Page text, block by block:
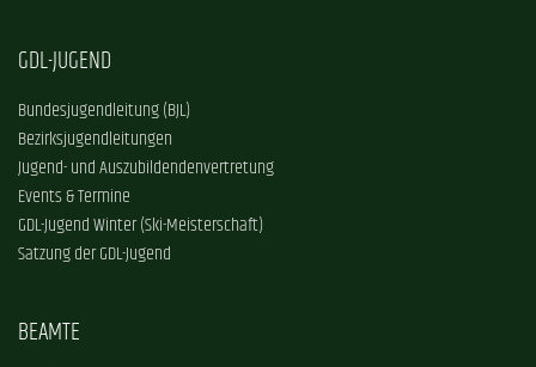
GDL-JUGEND
Bundesjugendleitung (BJL)
Bezirksjugendleitungen
Jugend- und Auszubildendenvertretung
Events & Termine
GDL-Jugend Winter (Ski-Meisterschaft)
Satzung der GDL-Jugend
BEAMTE